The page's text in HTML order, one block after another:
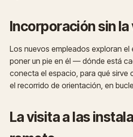
Incorporación sin la
Los nuevos empleados exploran el
poner un pie en él — dónde está
conecta el espacio, para qué sirve
el recorrido de orientación, en
La visita a las